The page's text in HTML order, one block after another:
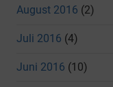
August 2016 (2)
Juli 2016 (4)
Juni 2016 (10)